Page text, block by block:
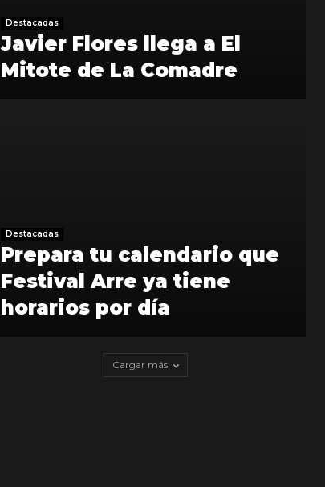
Destacadas
Javier Flores llega a El
Mitote de La Comadre
Destacadas
Prepara tu calendario que
Festival Arre ya tiene
horarios por día
Cargar más